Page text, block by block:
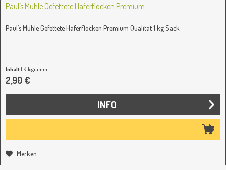
Paul´s Mühle Gefettete Haferflocken Premium...
Paul´s Mühle Gefettete Haferflocken Premium Qualität 1 kg Sack
Inhalt1 Kilogramm
2,90 €
INFO
Merken